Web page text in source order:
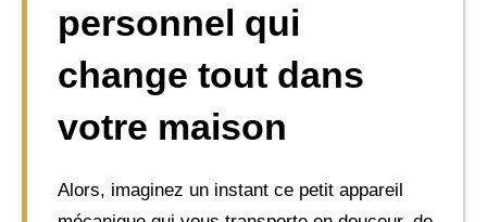
personnel qui
change tout dans
votre maison
Alors, imaginez un instant ce petit appareil